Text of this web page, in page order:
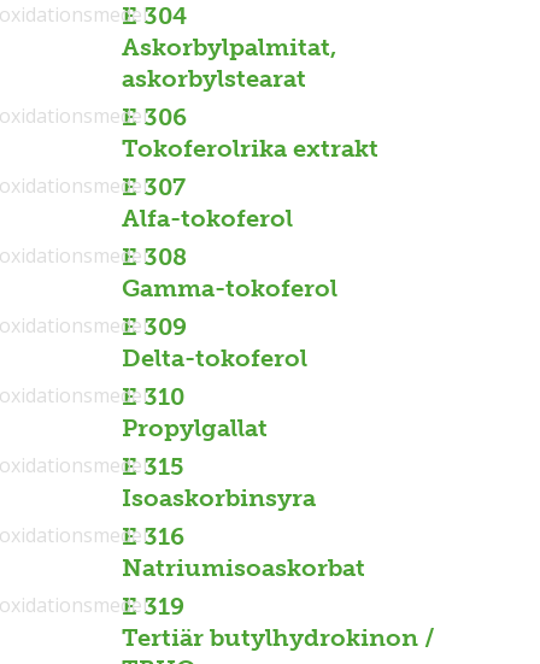
E 304
Askorbylpalmitat,
askorbylstearat
E 306
Tokoferolrika extrakt
E 307
Alfa-tokoferol
E 308
Gamma-tokoferol
E 309
Delta-tokoferol
E 310
Propylgallat
E 315
Isoaskorbinsyra
E 316
Natriumisoaskorbat
E 319
Tertiär butylhydrokinon /